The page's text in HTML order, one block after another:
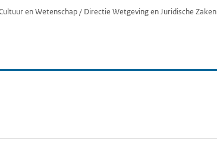
en Wetenschap / Directie Wetgeving en Juridische Zaken